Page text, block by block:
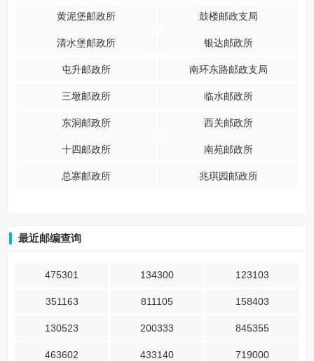
黄泥堡邮政所 鼓楼邮政支局
清水堡邮政所 银达邮政所
屯升邮政所 南环东路邮政支局
三墩邮政所 临水邮政所
东洞邮政所 西关邮政所
十四邮政所 南苑邮政所
总寨邮政所 兆琪园邮政所
最近邮编查询
475301 134300 123103
351163 811105 158403
130523 200333 845355
463602 433140 719000